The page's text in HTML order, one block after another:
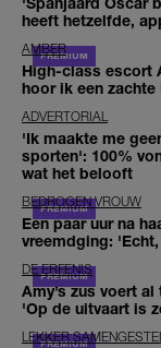
heeft hetzelfde,
AMBER
High-class escort
hoor ik een zachte
ADVERTORIAL
'Ik maakte me
sporten': 100%
wat het belooft
BEDROGEN VROUW
Een paar uur na
vreemdging:
DE ERFENIS
Amy’s zus voert
'Op de uitvaart is
LEKKER